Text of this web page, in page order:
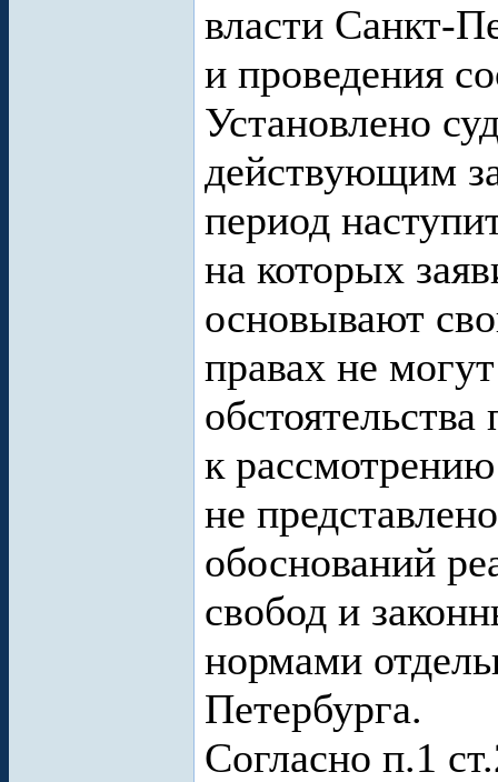
власти Санкт-
и проведения
Установлено
действующим
период
на которых
основывают
правах не
к
не
обоснований
свобод и
нормами
Петербурга.
Согласно п.1